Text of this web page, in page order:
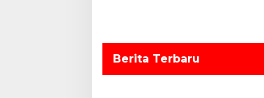
o
s
Berita Terbaru